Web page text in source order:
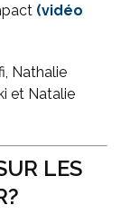
(vidéo
Nathalie
et Natalie
LES